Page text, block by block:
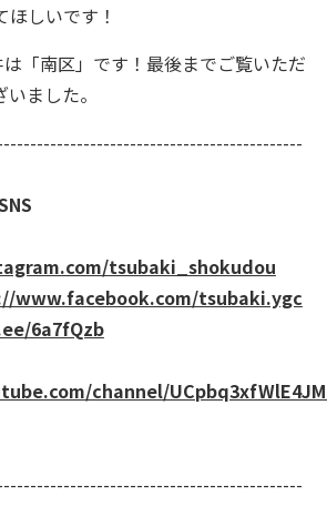
しいです！
「南区」です！最後までご覧いただ
ました。
tsubaki_shokudou
www.facebook.com/tsubaki.ygc
6a7fQzb
channel/